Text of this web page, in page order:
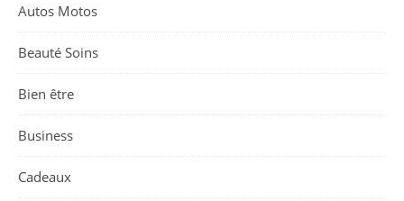
Autos Motos
Beauté Soins
Bien être
Business
Cadeaux